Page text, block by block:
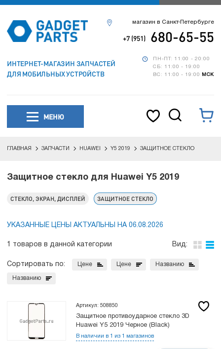
ИНТЕРНЕТ-МАГАЗИН ЗАПЧАСТЕЙ
ДЛЯ МОБИЛЬНЫХ УСТРОЙСТВ
ПН-ПТ: 11:00 - 20:00
СБ: 11:00 - 19:00
ВС: 11:00 - 19:00
МСК
магазин в Санкт-Петербурге
+7 (951) 680-65-55
МЕНЮ
ГЛАВНАЯ ЗАПЧАСТИ HUAWEI Y5 2019 ЗАЩИТНОЕ СТЕКЛО
Защитное стекло для Huawei Y5 2019
СТЕКЛО, ЭКРАН, ДИСПЛЕЙ ЗАЩИТНОЕ СТЕКЛО
УКАЗАННЫЕ ЦЕНЫ АКТУАЛЬНЫ НА 06.08.2026
1 товаров в данной категории Вид:
Сортировать по: Цене Цене Названию
Названию
Артикул: 508850
Защитное противоударное стекло 3D
Huawei Y5 2019 Черное (Black)
В наличии в 1 из 1 магазинов